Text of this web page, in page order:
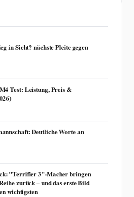
in Sicht? nächste Pleite gegen
Test: Leistung, Preis &
Deutliche Worte an
"Terrifier 3"-Macher bringen
zurück – und das erste Bild
wichtigsten